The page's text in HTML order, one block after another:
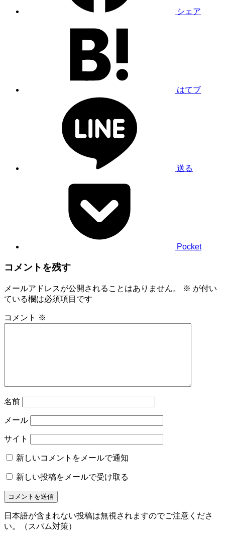
シェア
はてブ
送る
Pocket
コメントを残す
メールアドレスが公開されることはありません。 ※ が付い
ている欄は必須項目です
コメント ※
名前
メール
サイト
新しいコメントをメールで通知
新しい投稿をメールで受け取る
日本語が含まれない投稿は無視されますのでご注意くださ
い。（スパム対策）